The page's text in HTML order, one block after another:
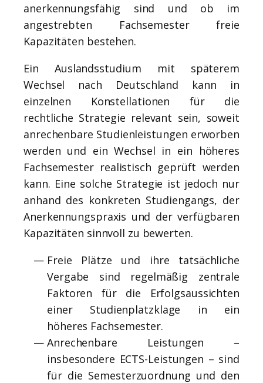
anerkennungsfähig sind und ob im
angestrebten Fachsemester freie
Kapazitäten bestehen.
Ein Auslandsstudium mit späterem
Wechsel nach Deutschland kann in
einzelnen Konstellationen für die
rechtliche Strategie relevant sein, soweit
anrechenbare Studienleistungen erworben
werden und ein Wechsel in ein höheres
Fachsemester realistisch geprüft werden
kann. Eine solche Strategie ist jedoch nur
anhand des konkreten Studiengangs, der
Anerkennungspraxis und der verfügbaren
Kapazitäten sinnvoll zu bewerten.
Freie Plätze und ihre tatsächliche
Vergabe sind regelmäßig zentrale
Faktoren für die Erfolgsaussichten
einer Studienplatzklage in ein
höheres Fachsemester.
Anrechenbare Leistungen –
insbesondere ECTS-Leistungen – sind
für die Semesterzuordnung und den